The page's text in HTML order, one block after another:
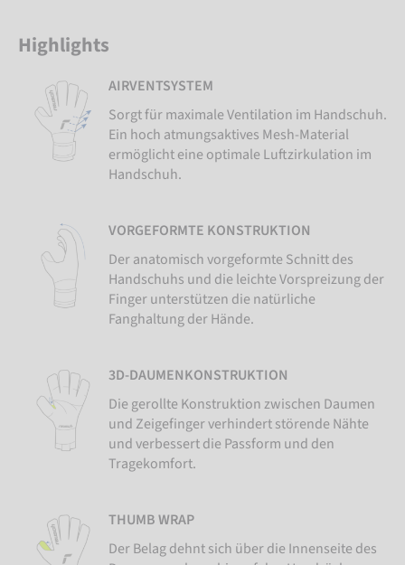
Highlights
AIRVENTSYSTEM
Sorgt für maximale Ventilation im Handschuh.
Ein hoch atmungsaktives Mesh-Material
ermöglicht eine optimale Luftzirkulation im
Handschuh.
VORGEFORMTE KONSTRUKTION
Der anatomisch vorgeformte Schnitt des
Handschuhs und die leichte Vorspreizung der
Finger unterstützen die natürliche
Fanghaltung der Hände.
3D-DAUMENKONSTRUKTION
Die gerollte Konstruktion zwischen Daumen
und Zeigefinger verhindert störende Nähte
und verbessert die Passform und den
Tragekomfort.
THUMB WRAP
Der Belag dehnt sich über die Innenseite des